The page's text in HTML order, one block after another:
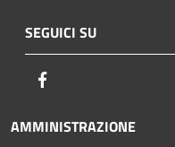
SEGUICI SU
AMMINISTRAZIONE